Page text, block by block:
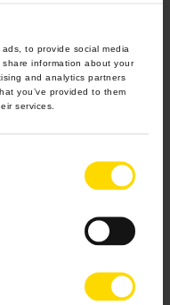
to provide social media
information about your
and analytics partners
you’ve provided to them
services.
5.0 z 5.0